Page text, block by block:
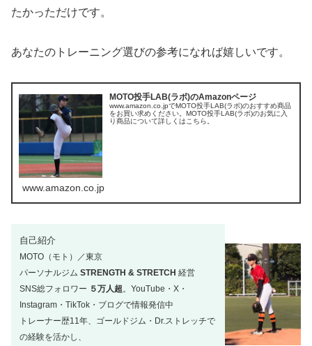
たかっただけです。
あなたのトレーニング選びの参考になれば嬉しいです。
MOTO投手LAB(ラボ)のAmazonページ
www.amazon.co.jpでMOTO投手LAB(ラボ)のおすすめ商品
をお買い求めください。MOTO投手LAB(ラボ)のお気に入
り商品について詳しくはこちら。
www.amazon.co.jp
自己紹介
MOTO（モト）／東京
パーソナルジム STRENGTH & STRETCH 経営
SNS総フォロワー ５万人超 。YouTube・X・
Instagram・TikTok・ブログで情報発信中
トレーナー歴11年、ゴールドジム・Dr.ストレッチで
の経験を活かし、